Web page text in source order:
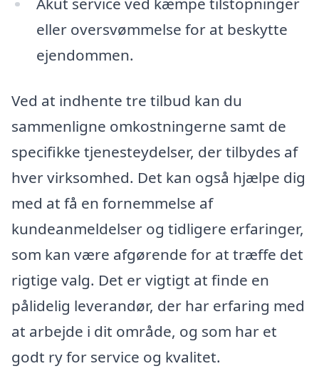
eller oversvømmelse for at beskytte
ejendommen.
Ved at indhente tre tilbud kan du
sammenligne omkostningerne samt de
specifikke tjenesteydelser, der tilbydes af
hver virksomhed. Det kan også hjælpe dig
med at få en fornemmelse af
kundeanmeldelser og tidligere erfaringer,
som kan være afgørende for at træffe det
rigtige valg. Det er vigtigt at finde en
pålidelig leverandør, der har erfaring med
at arbejde i dit område, og som har et
godt ry for service og kvalitet.